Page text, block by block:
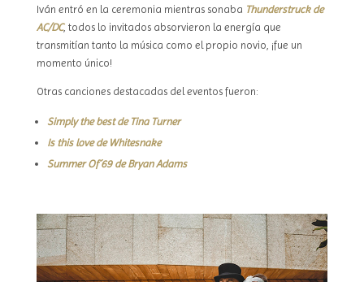
Iván entró en la ceremonia mientras sonaba Thunderstruck de
AC/DC, todos lo invitados absorvieron la energía que
transmitían tanto la música como el propio novio, ¡fue un
momento único!
Otras canciones destacadas del eventos fueron:
Simply the best de Tina Turner
Is this love de Whitesnake
Summer Of´69 de Bryan Adams